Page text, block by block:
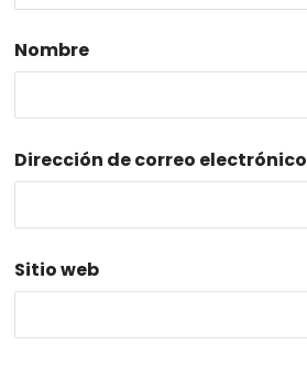
Nombre
Dirección de correo electrónico
Sitio web